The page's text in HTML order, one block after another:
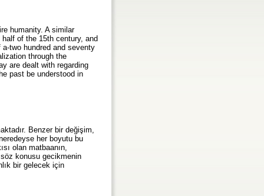
humanity. A similar
of the 15th century, and
two hundred and seventy
through the
are dealt with regarding
past be understood in
Benzer bir değişim,
her boyutu bu
olan matbaanın,
konusu gecikmenin
bir gelecek için